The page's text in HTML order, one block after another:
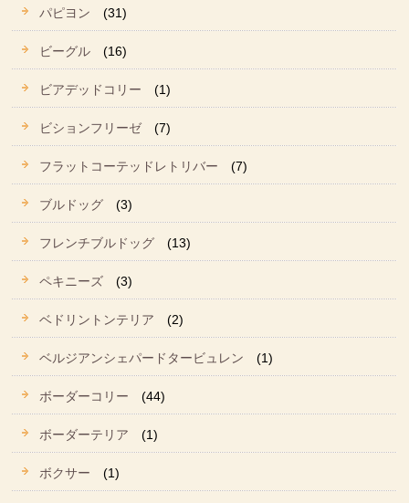
パピヨン (31)
ビーグル (16)
ビアデッドコリー (1)
ビションフリーゼ (7)
フラットコーテッドレトリバー (7)
ブルドッグ (3)
フレンチブルドッグ (13)
ペキニーズ (3)
ベドリントンテリア (2)
ベルジアンシェパードタービュレン (1)
ボーダーコリー (44)
ボーダーテリア (1)
ボクサー (1)